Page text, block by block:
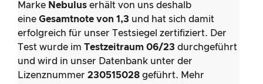
Marke Nebulus erhält von uns deshalb
eine Gesamtnote von 1,3 und hat sich damit
erfolgreich für unser Testsiegel zertifiziert. Der
Test wurde im Testzeitraum 06/23 durchgeführt
und wird in unser Datenbank unter der
Lizenznummer 230515028 geführt. Mehr